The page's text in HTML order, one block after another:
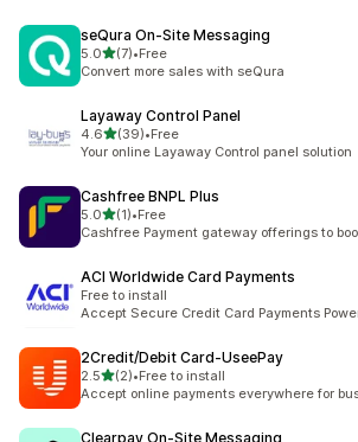
seQura On‑Site Messaging
5.05つ星中
(7)
合計レビュー数：7件
•Free
Convert more sales with seQura
Layaway Control Panel
4.65つ星中
(39)
合計レビュー数：39件
•Free
Your online Layaway Control panel solution
Cashfree BNPL Plus
5.05つ星中
(1)
合計レビュー数：1件
•Free
Cashfree Payment gateway offerings to
ACI Worldwide Card Payments
Free to install
Accept Secure Credit Card Payments
2Credit/Debit Card‑UseePay
2.55つ星中
(2)
合計レビュー数：2件
•Free to install
Accept online payments everywhere for
Clearpay On‑Site Messaging